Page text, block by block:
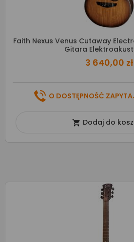
Faith Nexus Venus Cutaway
Gitara
3 640,00 zł
O DOSTĘPNOŚĆ
 Dodaj do